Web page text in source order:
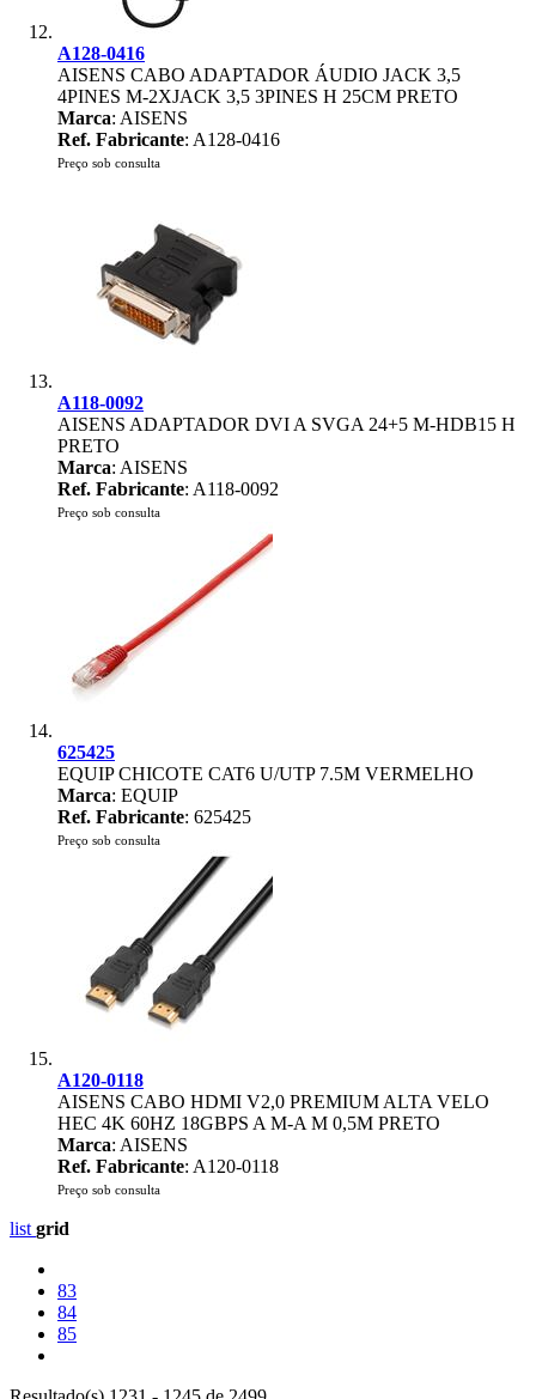
A128-0416
AISENS CABO ADAPTADOR ÁUDIO JACK 3,5
4PINES M-2XJACK 3,5 3PINES H 25CM PRETO
Marca: AISENS
Ref. Fabricante: A128-0416
Preço sob consulta
A118-0092
AISENS ADAPTADOR DVI A SVGA 24+5 M-HDB15 H
PRETO
Marca: AISENS
Ref. Fabricante: A118-0092
Preço sob consulta
625425
EQUIP CHICOTE CAT6 U/UTP 7.5M VERMELHO
Marca: EQUIP
Ref. Fabricante: 625425
Preço sob consulta
A120-0118
AISENS CABO HDMI V2,0 PREMIUM ALTA VELO
HEC 4K 60HZ 18GBPS A M-A M 0,5M PRETO
Marca: AISENS
Ref. Fabricante: A120-0118
Preço sob consulta
list grid
83
84
85